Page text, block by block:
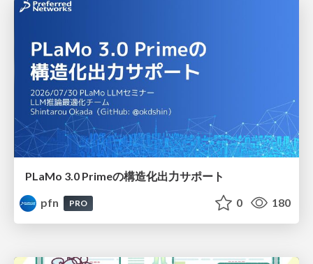
PLaMo 3.0 Primeの構造化出力サポート
pfn
PRO 0 180